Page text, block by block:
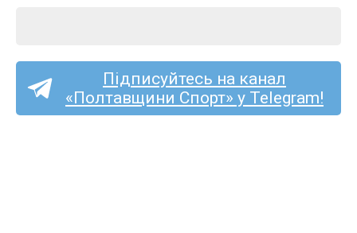
Підписуйтесь на канал
«Полтавщини Спорт» у Telegram!